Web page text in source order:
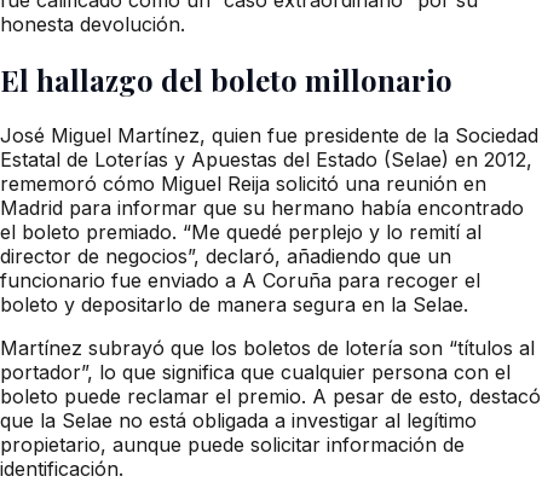
honesta devolución.
El hallazgo del boleto millonario
José Miguel Martínez, quien fue presidente de la Sociedad
Estatal de Loterías y Apuestas del Estado (Selae) en 2012,
rememoró cómo Miguel Reija solicitó una reunión en
Madrid para informar que su hermano había encontrado
el boleto premiado. “Me quedé perplejo y lo remití al
director de negocios”, declaró, añadiendo que un
funcionario fue enviado a A Coruña para recoger el
boleto y depositarlo de manera segura en la Selae.
Martínez subrayó que los boletos de lotería son “títulos al
portador”, lo que significa que cualquier persona con el
boleto puede reclamar el premio. A pesar de esto, destacó
que la Selae no está obligada a investigar al legítimo
propietario, aunque puede solicitar información de
identificación.